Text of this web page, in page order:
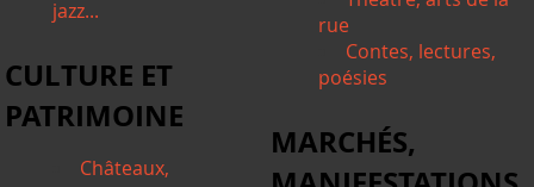
jazz...
rue
Contes, lectures,
poésies
CULTURE ET
PATRIMOINE
Châteaux,
MARCHÉS,